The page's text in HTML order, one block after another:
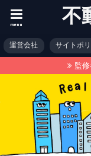
不
menu
運営会社 サイトポ
監